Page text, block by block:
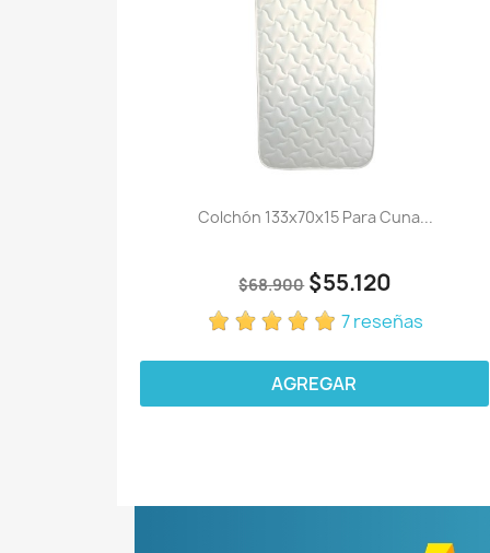
Colchón 133x70x15 Para Cuna...
$68.900 $55.120
7 reseñas
AGREGAR